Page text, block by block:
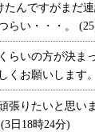
んですがまだ連
らい・・・。 (25
いの方が決ま
くお願いします
りたいと思い
日18時24分)